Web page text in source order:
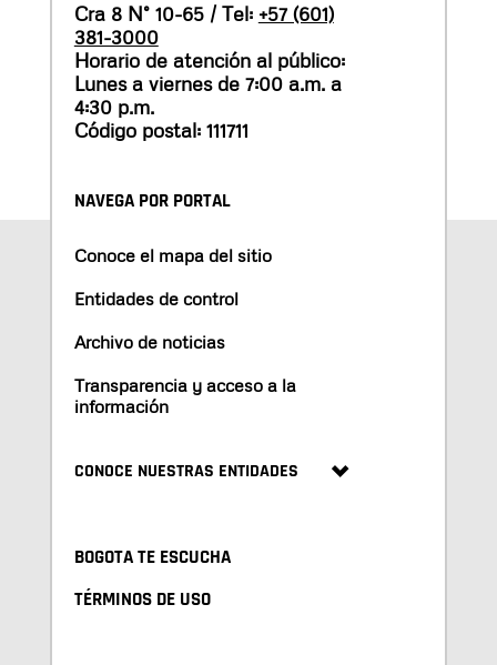
Cra 8 N° 10-65 / Tel: +57 (601)
381-3000
Horario de atención al público:
Lunes a viernes de 7:00 a.m. a
4:30 p.m.
Código postal: 111711
NAVEGA POR PORTAL
Conoce el mapa del sitio
Entidades de control
Archivo de noticias
Transparencia y acceso a la
información
CONOCE NUESTRAS ENTIDADES
BOGOTA TE ESCUCHA
TÉRMINOS DE USO